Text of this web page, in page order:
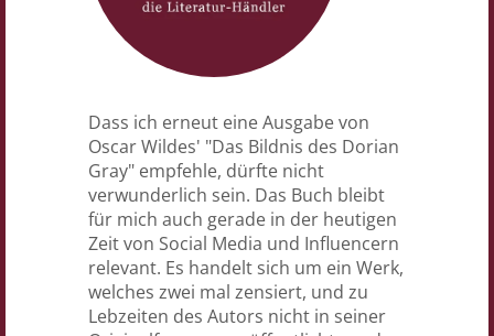
Dass ich erneut eine Ausgabe von
Oscar Wildes' "Das Bildnis des Dorian
Gray" empfehle, dürfte nicht
verwunderlich sein. Das Buch bleibt
für mich auch gerade in der heutigen
Zeit von Social Media und Influencern
relevant. Es handelt sich um ein Werk,
welches zwei mal zensiert, und zu
Lebzeiten des Autors nicht in seiner